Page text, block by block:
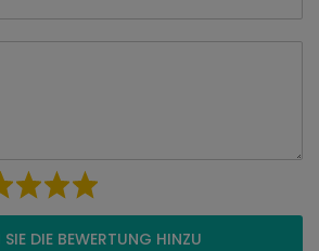
SIE DIE BEWERTUNG HINZU